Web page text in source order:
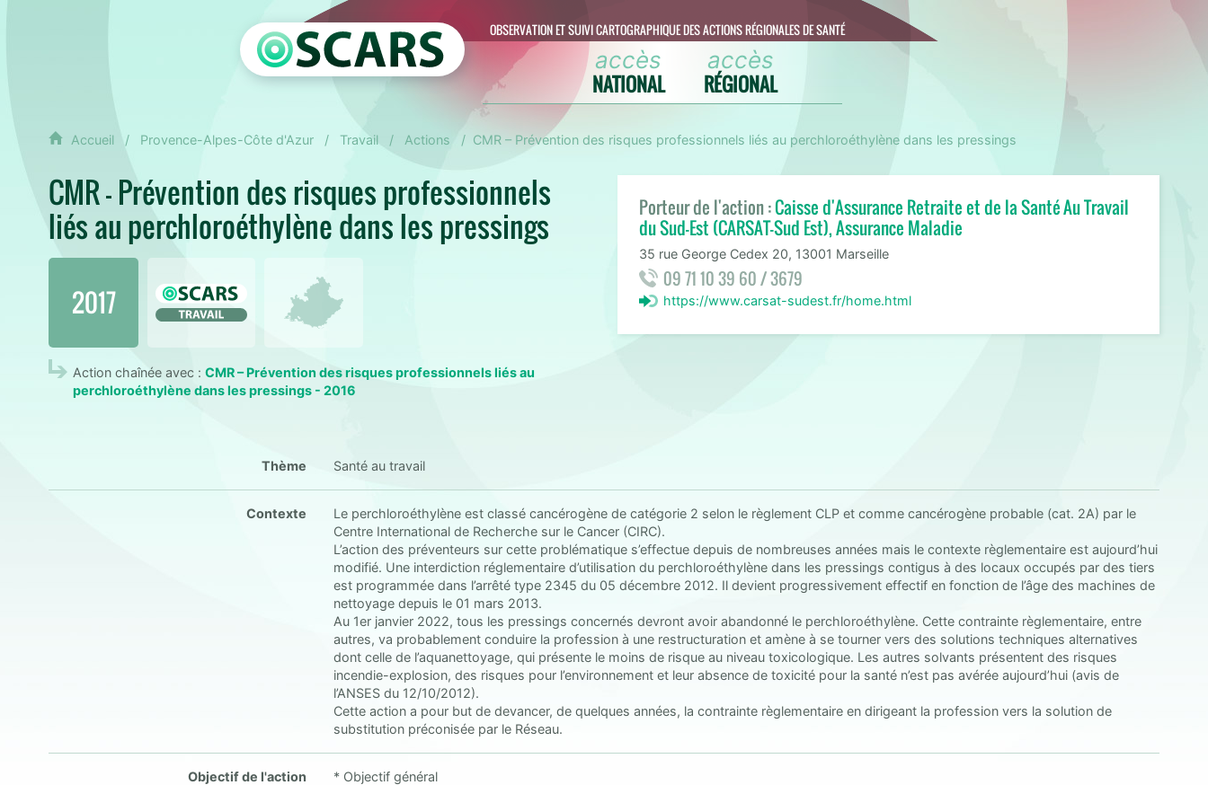
OBSERVATION ET SUIVI CARTOGRAPHIQUE DES ACTIONS RÉGIONALES DE SANTÉ
accès
NATIONAL
accès
RÉGIONAL
Accueil Provence-Alpes-Côte d'Azur Travail Actions CMR – Prévention des risques professionnels liés au perchloroéthylène dans les pressings
CMR – Prévention des risques professionnels
liés au perchloroéthylène dans les pressings
2017
Action chaînée avec :CMR – Prévention des risques professionnels liés au
perchloroéthylène dans les pressings - 2016
Porteur de l'action :Caisse d'Assurance Retraite et de la Santé Au Travail
du Sud-Est (CARSAT-Sud Est), Assurance Maladie
35 rue George Cedex 20, 13001 Marseille
09 71 10 39 60 / 3679
https://www.carsat-sudest.fr/home.html
Thème Santé au travail
Contexte
Le perchloroéthylène est classé cancérogène de catégorie 2 selon le règlement CLP et comme cancérogène probable (cat. 2A) par le
Centre International de Recherche sur le Cancer (CIRC).
L’action des préventeurs sur cette problématique s’effectue depuis de nombreuses années mais le contexte règlementaire est aujourd’hui
modifié. Une interdiction réglementaire d’utilisation du perchloroéthylène dans les pressings contigus à des locaux occupés par des tiers
est programmée dans l’arrêté type 2345 du 05 décembre 2012. Il devient progressivement effectif en fonction de l’âge des machines de
nettoyage depuis le 01 mars 2013.
Au 1er janvier 2022, tous les pressings concernés devront avoir abandonné le perchloroéthylène. Cette contrainte règlementaire, entre
autres, va probablement conduire la profession à une restructuration et amène à se tourner vers des solutions techniques alternatives
dont celle de l’aquanettoyage, qui présente le moins de risque au niveau toxicologique. Les autres solvants présentent des risques
incendie-explosion, des risques pour l’environnement et leur absence de toxicité pour la santé n’est pas avérée aujourd’hui (avis de
l’ANSES du 12/10/2012).
Cette action a pour but de devancer, de quelques années, la contrainte règlementaire en dirigeant la profession vers la solution de
substitution préconisée par le Réseau.
Objectif de l'action
* Objectif général